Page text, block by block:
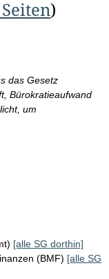
)
das Gesetz
Bürokratieaufwand
um
[alle SG dorthin]
(BMF) [alle SG